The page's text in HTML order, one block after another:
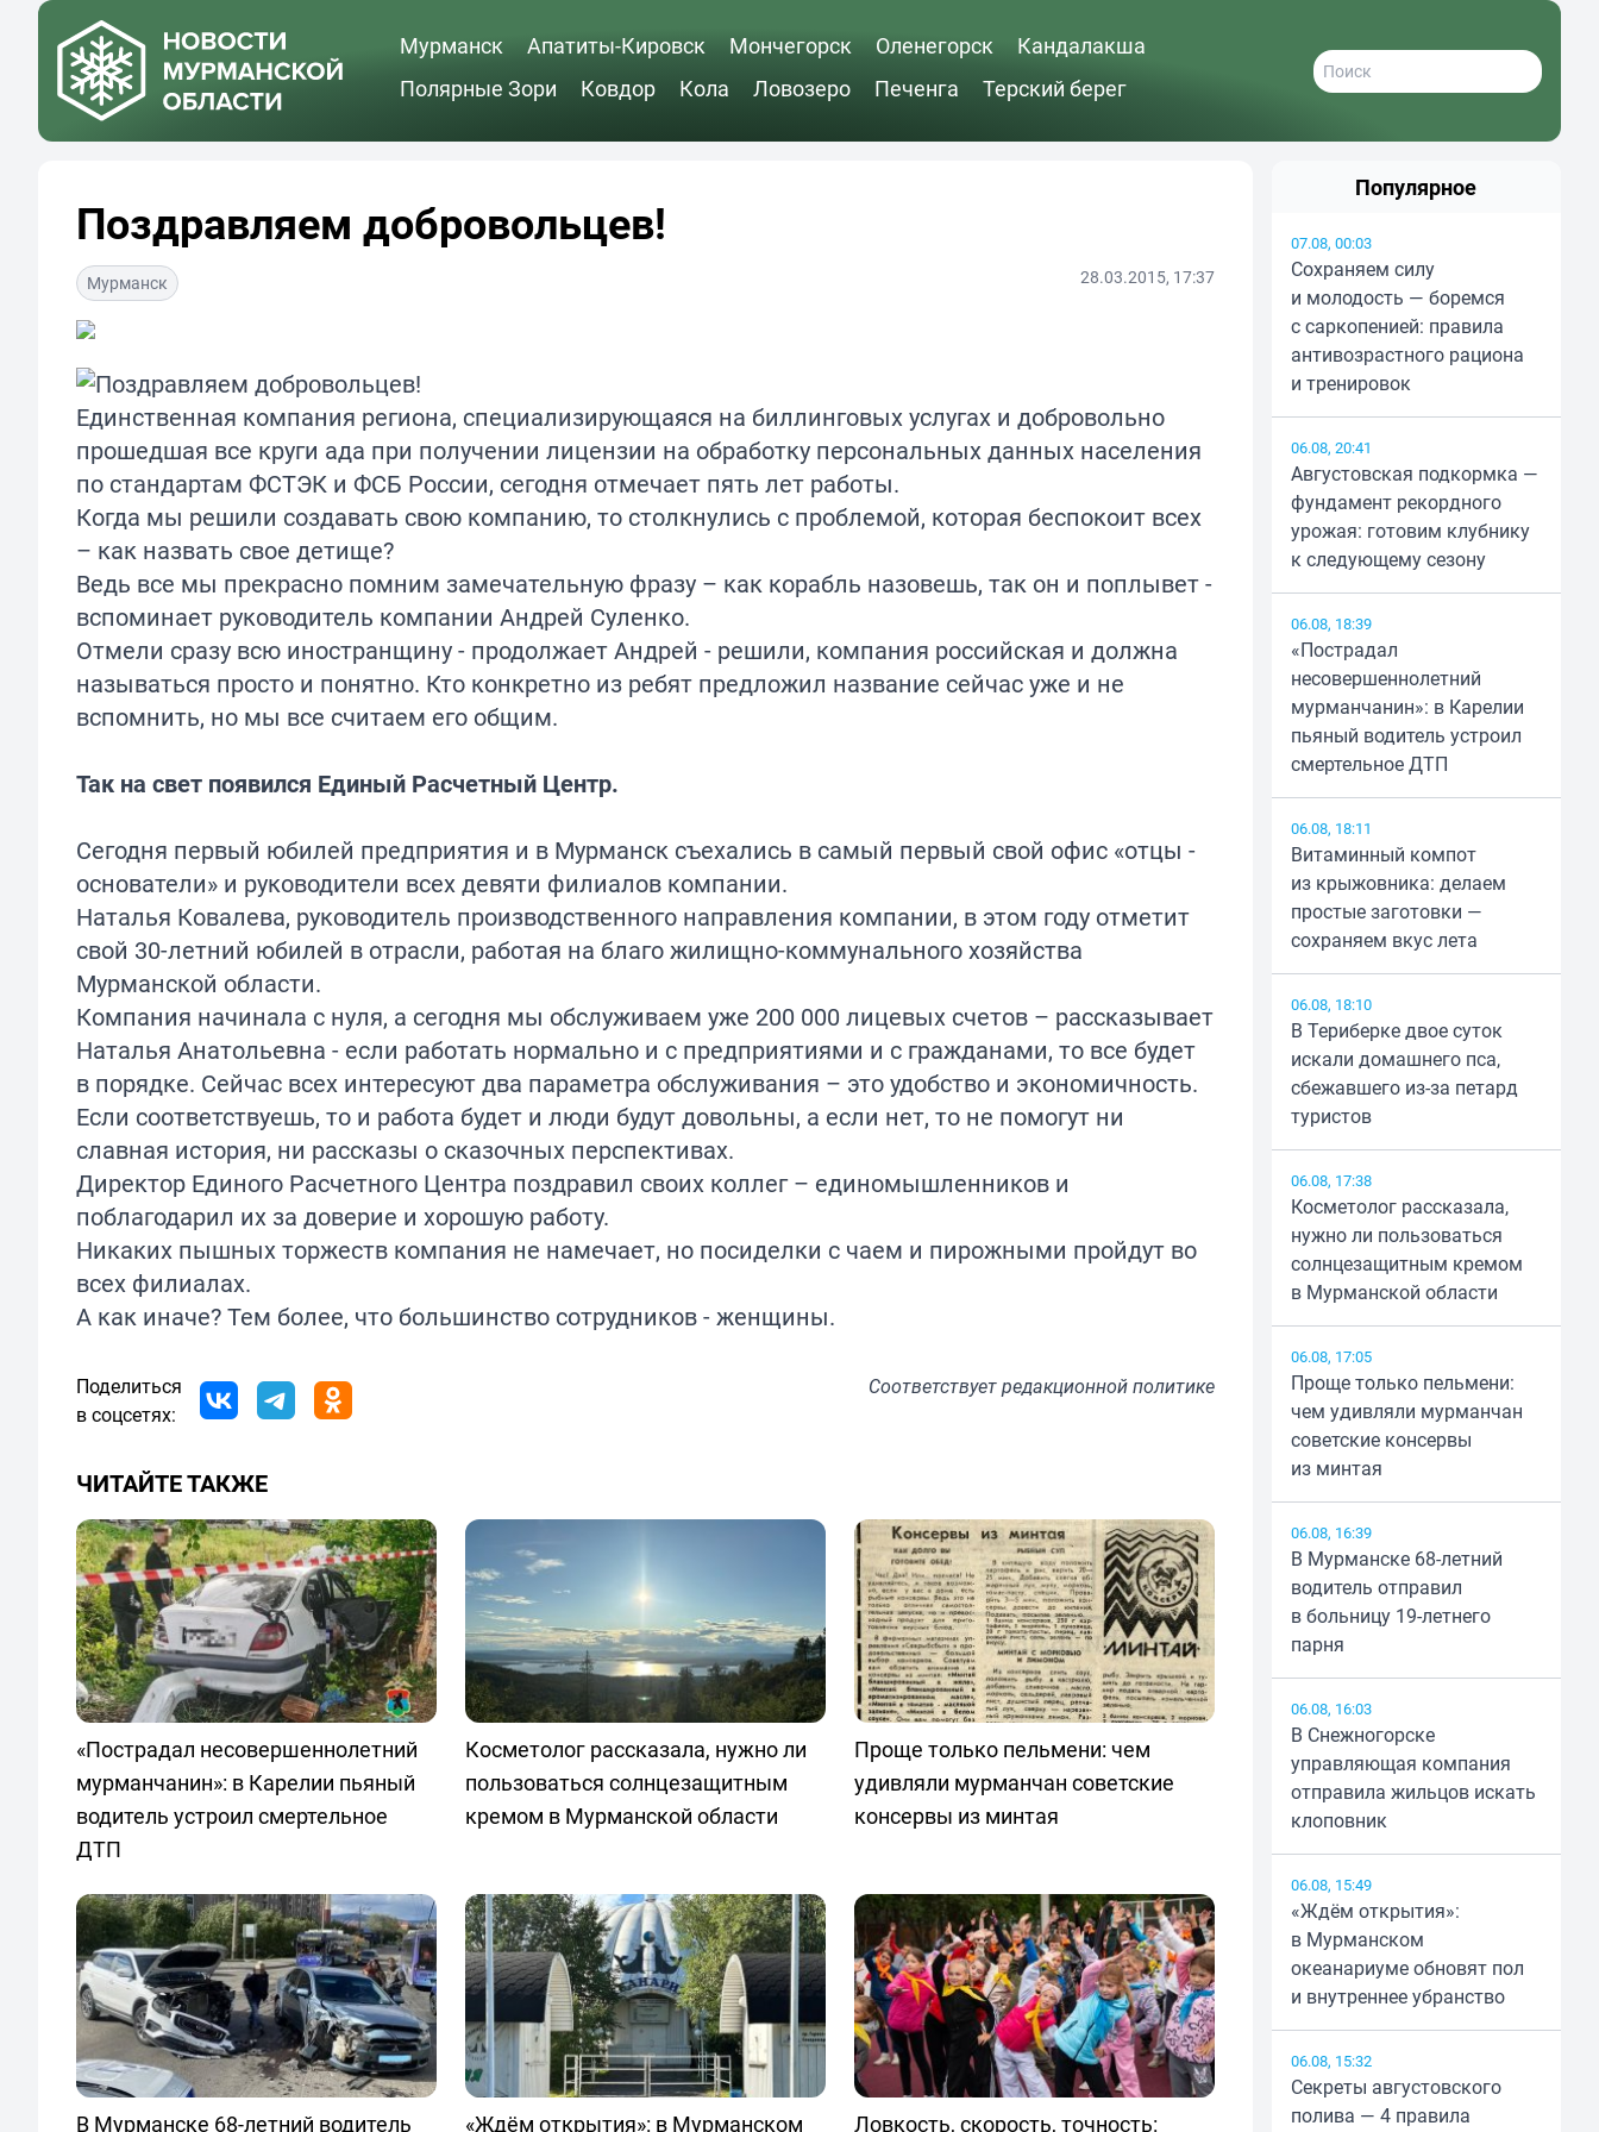
Мурманск Апатиты-Кировск Мончегорск Оленегорск
Кандалакша
Полярные Зори
Ковдор Кола Ловозеро Печенга Терский берег
Поздравляем добровольцев!
Мурманск 28.03.2015, 17:37
Единственная компания региона, специализирующаяся на биллинговых услугах и добровольно
прошедшая все круги ада при получении лицензии на обработку персональных данных населения
по стандартам ФСТЭК и ФСБ России, сегодня отмечает пять лет работы.
Когда мы решили создавать свою компанию, то столкнулись с проблемой, которая беспокоит всех
– как назвать свое детище?
Ведь все мы прекрасно помним замечательную фразу – как корабль назовешь, так он и поплывет -
вспоминает руководитель компании Андрей Суленко.
Отмели сразу всю иностранщину - продолжает Андрей - решили, компания российская и должна
называться просто и понятно. Кто конкретно из ребят предложил название сейчас уже и не
вспомнить, но мы все считаем его общим.
Так на свет появился Единый Расчетный Центр.
Сегодня первый юбилей предприятия и в Мурманск съехались в самый первый свой офис «отцы -
основатели» и руководители всех девяти филиалов компании.
Наталья Ковалева, руководитель производственного направления компании, в этом году отметит
свой 30-летний юбилей в отрасли, работая на благо жилищно-коммунального хозяйства
Мурманской области.
Компания начинала с нуля, а сегодня мы обслуживаем уже 200 000 лицевых счетов – рассказывает
Наталья Анатольевна - если работать нормально и с предприятиями и с гражданами, то все будет
в порядке. Сейчас всех интересуют два параметра обслуживания – это удобство и экономичность.
Если соответствуешь, то и работа будет и люди будут довольны, а если нет, то не помогут ни
славная история, ни рассказы о сказочных перспективах.
Директор Единого Расчетного Центра поздравил своих коллег – единомышленников и
поблагодарил их за доверие и хорошую работу.
Никаких пышных торжеств компания не намечает, но посиделки с чаем и пирожными пройдут во
всех филиалах.
А как иначе? Тем более, что большинство сотрудников - женщины.
Поделиться
в соцсетях:
Соответствуетредакционной политике
ЧИТАЙТЕ ТАКЖЕ
«Пострадал несовершеннолетний
мурманчанин»: в Карелии пьяный
водитель устроил смертельное
ДТП
Косметолог рассказала, нужно ли
пользоваться солнцезащитным
кремом в Мурманской области
Проще только пельмени: чем
удивляли мурманчан советские
консервы из минтая
В Мурманске 68-летний водитель «Ждём открытия»: в Мурманском Ловкость, скорость, точность:
Популярное
07.08, 00:03
Сохраняем силу
и молодость — боремся
с саркопенией: правила
антивозрастного рациона
и тренировок
06.08, 20:41
Августовская подкормка —
фундамент рекордного
урожая: готовим клубнику
к следующему сезону
06.08, 18:39
«Пострадал
несовершеннолетний
мурманчанин»: в Карелии
пьяный водитель устроил
смертельное ДТП
06.08, 18:11
Витаминный компот
из крыжовника: делаем
простые заготовки —
сохраняем вкус лета
06.08, 18:10
В Териберке двое суток
искали домашнего пса,
сбежавшего из-за петард
туристов
06.08, 17:38
Косметолог рассказала,
нужно ли пользоваться
солнцезащитным кремом
в Мурманской области
06.08, 17:05
Проще только пельмени:
чем удивляли мурманчан
советские консервы
из минтая
06.08, 16:39
В Мурманске 68-летний
водитель отправил
в больницу 19-летнего
парня
06.08, 16:03
В Снежногорске
управляющая компания
отправила жильцов искать
клоповник
06.08, 15:49
«Ждём открытия»:
в Мурманском
океанариуме обновят пол
и внутреннее убранство
06.08, 15:32
Секреты августовского
полива — 4 правила